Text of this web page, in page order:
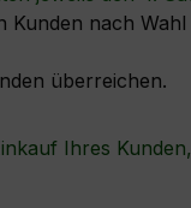
nach Wahl
überreichen.
Ihres Kunden,